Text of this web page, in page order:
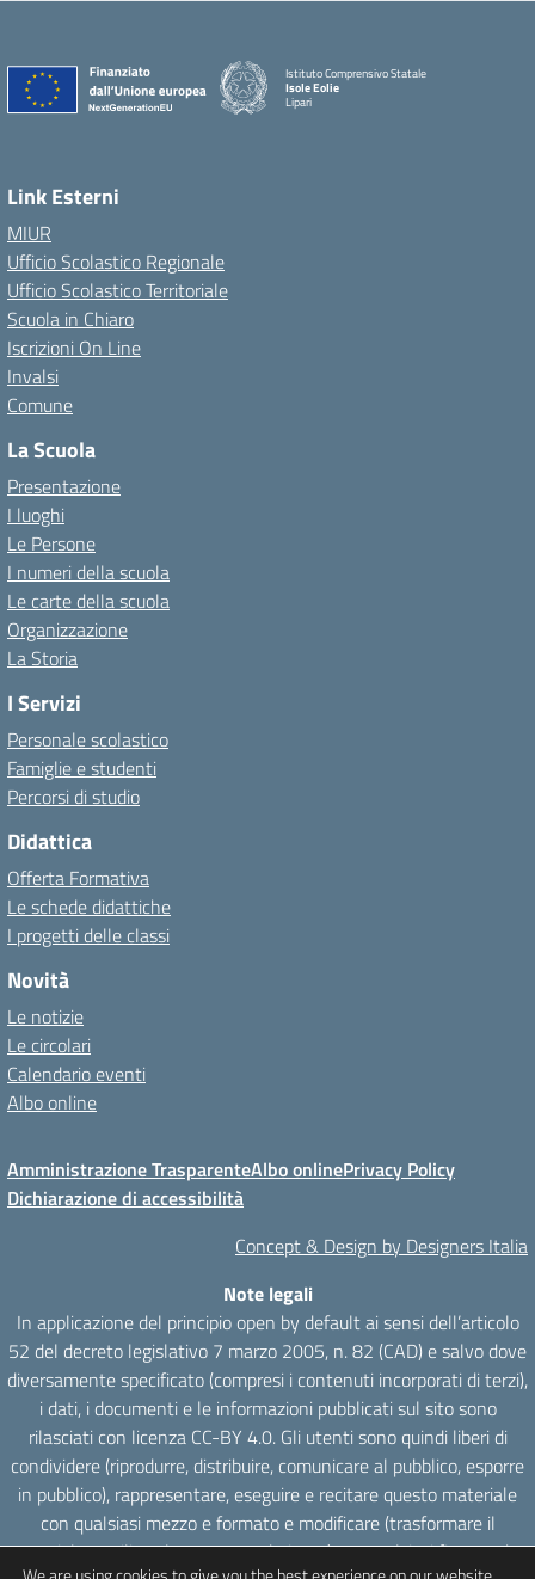
Istituto Comprensivo Statale
Isole Eolie
Lipari
Link Esterni
MIUR
Ufficio Scolastico Regionale
Ufficio Scolastico Territoriale
Scuola in Chiaro
Iscrizioni On Line
Invalsi
Comune
La Scuola
Presentazione
I luoghi
Le Persone
I numeri della scuola
Le carte della scuola
Organizzazione
La Storia
I Servizi
Personale scolastico
Famiglie e studenti
Percorsi di studio
Didattica
Offerta Formativa
Le schede didattiche
I progetti delle classi
Novità
Le notizie
Le circolari
Calendario eventi
Albo online
Amministrazione TrasparenteAlbo onlinePrivacy Policy
Dichiarazione di accessibilità
Concept & Design by Designers Italia
Note legali
In applicazione del principio open by default ai sensi dell’articolo
52 del decreto legislativo 7 marzo 2005, n. 82 (CAD) e salvo dove
diversamente specificato (compresi i contenuti incorporati di terzi),
i dati, i documenti e le informazioni pubblicati sul sito sono
rilasciati con licenza CC-BY 4.0. Gli utenti sono quindi liberi di
condividere (riprodurre, distribuire, comunicare al pubblico, esporre
in pubblico), rappresentare, eseguire e recitare questo materiale
con qualsiasi mezzo e formato e modificare (trasformare il
materiale e utilizzarlo per opere derivate) per qualsiasi fine, anche